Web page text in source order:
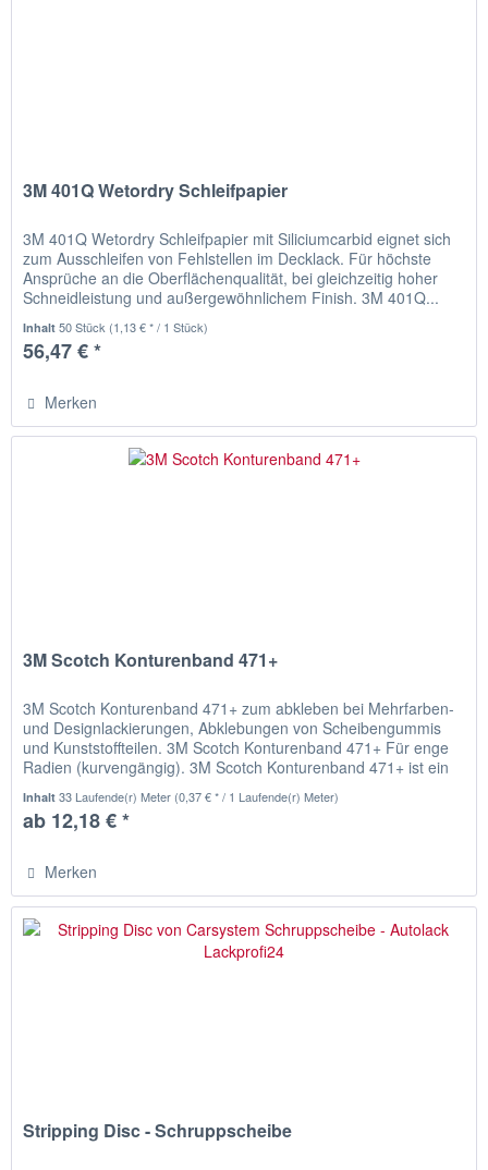
3M 401Q Wetordry Schleifpapier
3M 401Q Wetordry Schleifpapier mit Siliciumcarbid eignet sich
zum Ausschleifen von Fehlstellen im Decklack. Für höchste
Ansprüche an die Oberflächenqualität, bei gleichzeitig hoher
Schneidleistung und außergewöhnlichem Finish. 3M 401Q...
Inhalt50 Stück (1,13 € * / 1 Stück)
56,47 € *
Merken
3M Scotch Konturenband 471+
3M Scotch Konturenband 471+ zum abkleben bei Mehrfarben-
und Designlackierungen, Abklebungen von Scheibengummis
und Kunststoffteilen. 3M Scotch Konturenband 471+ Für enge
Radien (kurvengängig). 3M Scotch Konturenband 471+ ist ein
Inhalt33 Laufende(r) Meter (0,37 € * / 1 Laufende(r) Meter)
ab 12,18 € *
Merken
Stripping Disc - Schruppscheibe